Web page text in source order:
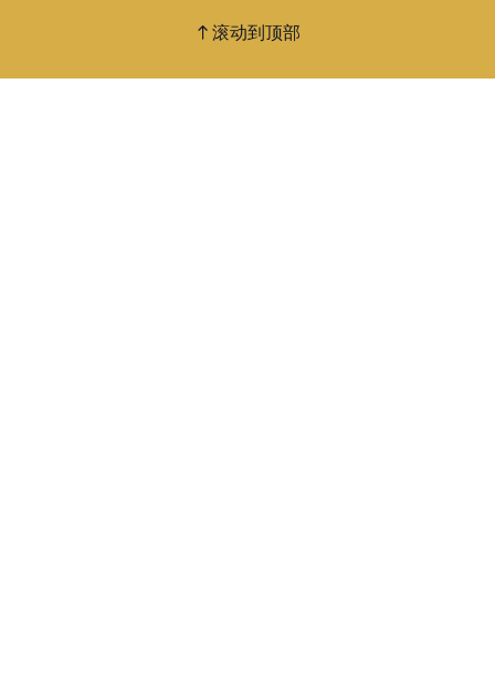
滚动到顶部